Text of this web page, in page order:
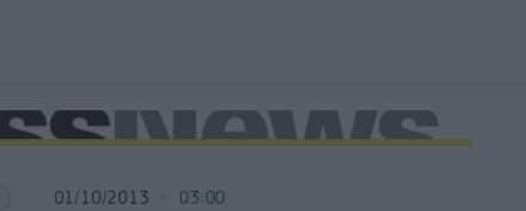
01/10/2013 03:00